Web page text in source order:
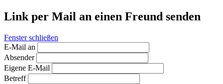
Link per Mail an einen Freund senden
Fenster schließen
E-Mail an
Absender
Eigene E-Mail
Betreff